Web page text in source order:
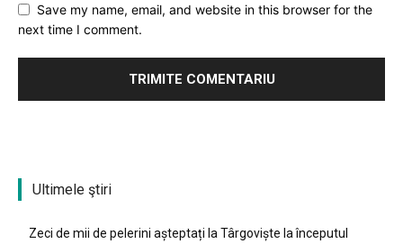
Save my name, email, and website in this browser for the
next time I comment.
Ultimele ştiri
Zeci de mii de pelerini așteptați la Târgoviște la începutul